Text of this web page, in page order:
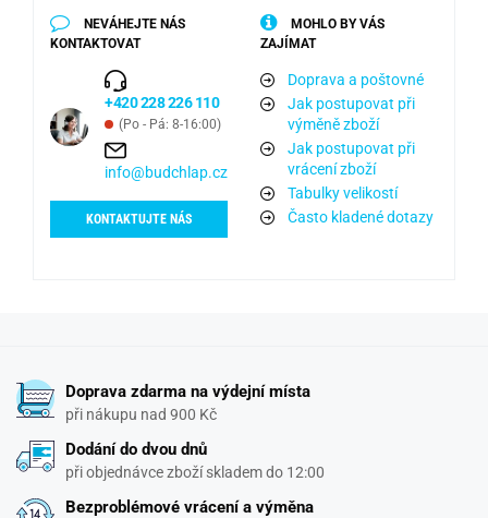
NEVÁHEJTE NÁS
KONTAKTOVAT
+420 228 226 110
(Po - Pá: 8-16:00)
info@budchlap.cz
KONTAKTUJTE NÁS
MOHLO BY VÁS
ZAJÍMAT
Doprava a poštovné
Jak postupovat při
výměně zboží
Jak postupovat při
vrácení zboží
Tabulky velikostí
Často kladené dotazy
Doprava zdarma na výdejní místa
při nákupu nad 900 Kč
Dodání do dvou dnů
při objednávce zboží skladem do 12:00
Bezproblémové vrácení a výměna